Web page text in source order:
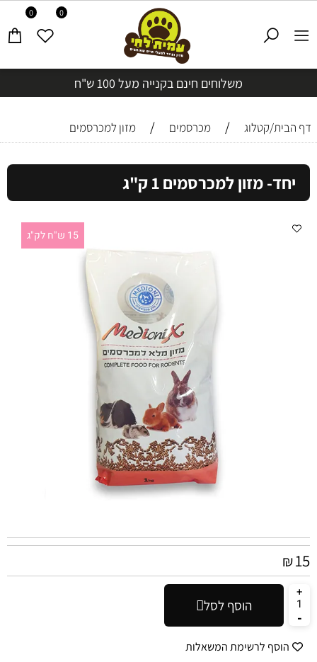
משלוחים חינם בקנייה מעל 100 ש"ח
0 0
דף הבית/קטלוג / מכרסמים / מזון למכרסמים
יחד- מזון למכרסמים 1 ק"ג
15 ש"ח לק"ג
₪15
הוסף לסל
הוסף לרשימת המשאלות